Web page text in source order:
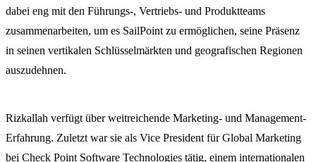
dabei eng mit den Führungs-, Vertriebs- und Produktteams
zusammenarbeiten, um es SailPoint zu ermöglichen, seine Präsenz
in seinen vertikalen Schlüsselmärkten und geografischen Regionen
auszudehnen.
Rizkallah verfügt über weitreichende Marketing- und Management-
Erfahrung. Zuletzt war sie als Vice President für Global Marketing
bei Check Point Software Technologies tätig, einem internationalen